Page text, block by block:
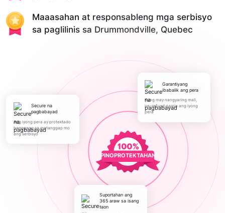
Maaasahan at responsableng mga serbisyo
sa paglilinis sa Drummondville, Quebec
PINOPROTEKTAHAN
Secure na
pagbabayad
Ang iyong pera ay protektado
hanggang sa matanggap mo
ang serbisyo
Garantiyang
ibabalik ang pera
Kung may nangyaring mali,
ire-refund namin ang iyong
pera
Suportahan ang
365 araw sa isang
taon